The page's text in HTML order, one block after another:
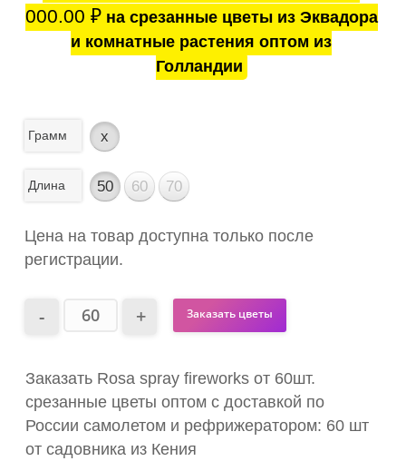
000.00 ₽на срезанные цветы из Эквадора
и комнатные растения оптом из
Голландии
Грамм x
Длина 50 60 70
Цена на товар доступна только после
регистрации.
Заказать цветы
Заказать Rosa spray fireworks от 60шт.
срезанные цветы оптом с доставкой по
России самолетом и рефрижератором: 60 шт
от садовника из Кения